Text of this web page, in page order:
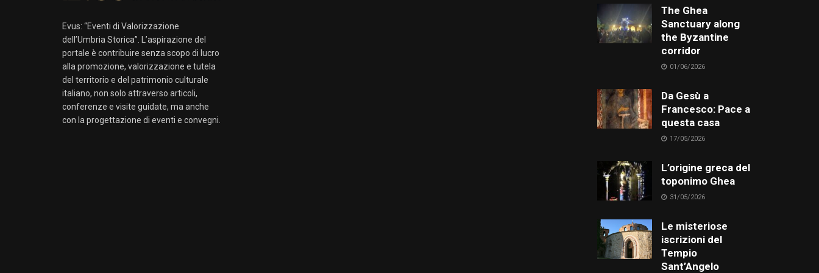
Evus: “Eventi di Valorizzazione
dell’Umbria Storica”. L’aspirazione del
portale è contribuire senza scopo di lucro
alla promozione, valorizzazione e tutela
del territorio e del patrimonio culturale
italiano, non solo attraverso articoli,
conferenze e visite guidate, ma anche
con la progettazione di eventi e convegni.
The Ghea
Sanctuary along
the Byzantine
corridor
01/06/2026
Da Gesù a
Francesco: Pace a
questa casa
17/05/2026
L’origine greca del
toponimo Ghea
31/05/2026
Le misteriose
iscrizioni del
Tempio
Sant’Angelo